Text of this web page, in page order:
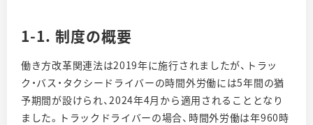
1-1. 制度の概要
働き方改革関連法は2019年に施行されましたが、トラッ
ク・バス・タクシードライバーの時間外労働には5年間の猶
予期間が設けられ、2024年4月から適用されることとなり
ました。トラックドライバーの場合、時間外労働は年960時